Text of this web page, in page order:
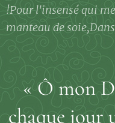
!Pour l'insensé qui
manteau de soie,
« Ô mon
chaque jour